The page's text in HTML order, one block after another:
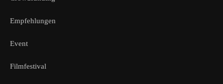
Empfehlungen
Event
Filmfestival